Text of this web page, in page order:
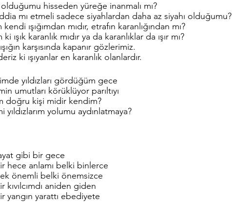
hisseden yüreğe inanmalı mı?
mı etmeli sadece siyahlardan daha az siyahı olduğumu?
kendi ışığımdan mıdır, etrafın karanlığından mı?
ışık karanlık mıdır ya da karanlıklar da ışır mı?
karşısında kapanır gözlerimiz.
ki ışıyanlar en karanlık olanlardır.
yıldızları gördüğüm gece
umutları körüklüyor parıltıyı
doğru kişi midir kendim?
yıldızlarım yolumu aydınlatmaya?
gibi bir gece
hece anlamı belki binlerce
önemli belki önemsizce
kıvılcımdı aniden giden
yangın yarattı ebediyete